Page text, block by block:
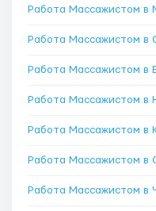
Работа Массажистом в
Работа Массажистом в
Работа Массажистом в
Работа Массажистом в
Работа Массажистом в
Работа Массажистом в
Работа Массажистом в